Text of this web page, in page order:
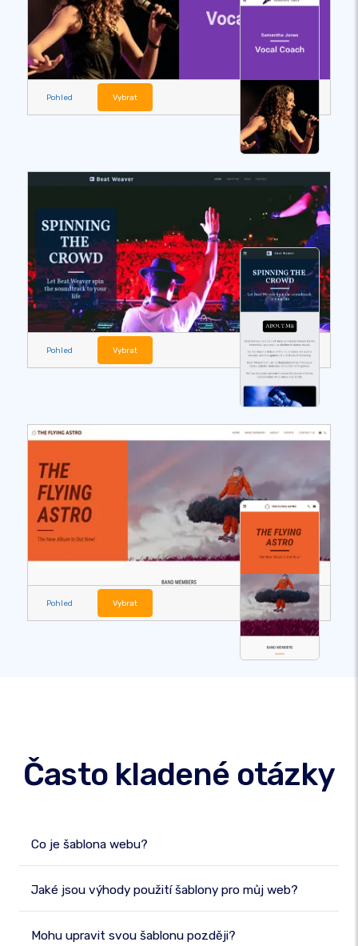
Pohled Vybrat
Pohled Vybrat
Pohled Vybrat
Často kladené otázky
Co je šablona webu?
Jaké jsou výhody použití šablony pro můj web?
Mohu upravit svou šablonu později?